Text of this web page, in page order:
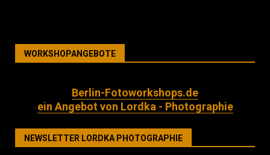
WORKSHOPANGEBOTE
Berlin-Fotoworkshops.de
ein Angebot von Lordka - Photographie
NEWSLETTER LORDKA PHOTOGRAPHIE